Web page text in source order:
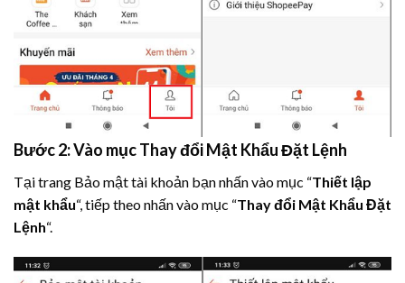
Bước 2: Vào mục Thay đổi Mật Khẩu Đặt Lệnh
Tại trang Bảo mật tài khoản bạn nhấn vào mục “Thiết lập
mật khẩu“, tiếp theo nhấn vào mục “Thay đổi Mật Khẩu Đặt
Lệnh“.